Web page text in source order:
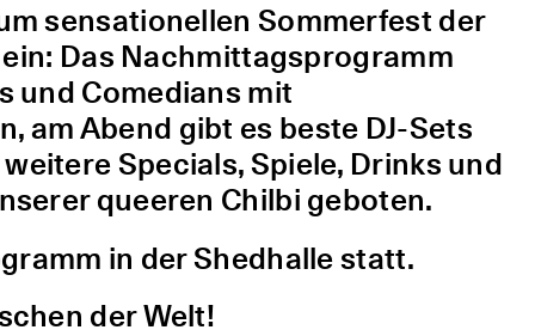
sensationellen Sommerfest der
Das Nachmittagsprogramm
und Comedians mit
am Abend gibt es beste DJ-Sets
Specials, Spiele, Drinks und
queeren Chilbi geboten.
in der Shedhalle statt.
der Welt!